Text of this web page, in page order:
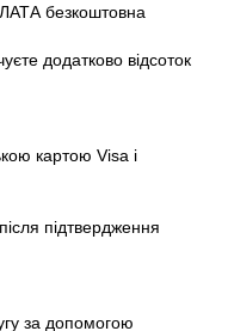
безкоштовна
додатково відсоток
картою Visa і
підтвердження
за допомогою